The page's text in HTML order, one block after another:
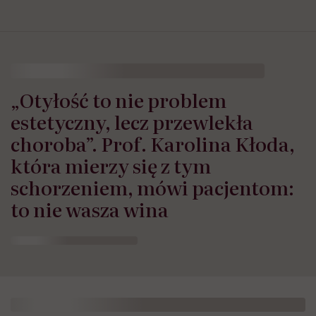
„Otyłość to nie problem
estetyczny, lecz przewlekła
choroba”. Prof. Karolina Kłoda,
która mierzy się z tym
schorzeniem, mówi pacjentom:
to nie wasza wina